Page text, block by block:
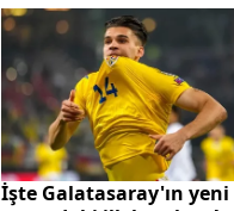
duyurdu
İşte Galatasaray'ın yeni